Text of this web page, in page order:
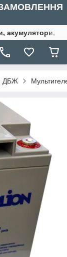
ЗАМОВЛЕННЯ
акумулятори,
ДБЖ